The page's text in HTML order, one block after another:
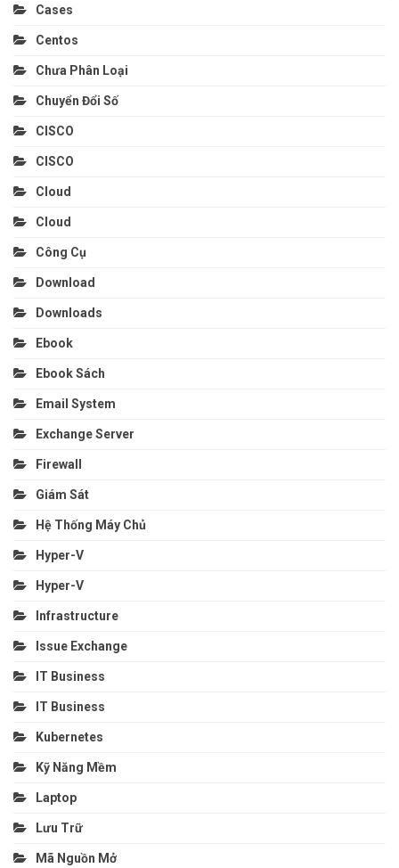
Cases
Centos
Chưa Phân Loại
Chuyển Đổi Số
CISCO
CISCO
Cloud
Cloud
Công Cụ
Download
Downloads
Ebook
Ebook Sách
Email System
Exchange Server
Firewall
Giám Sát
Hệ Thống Máy Chủ
Hyper-V
Hyper-V
Infrastructure
Issue Exchange
IT Business
IT Business
Kubernetes
Kỹ Năng Mềm
Laptop
Lưu Trữ
Mã Nguồn Mở